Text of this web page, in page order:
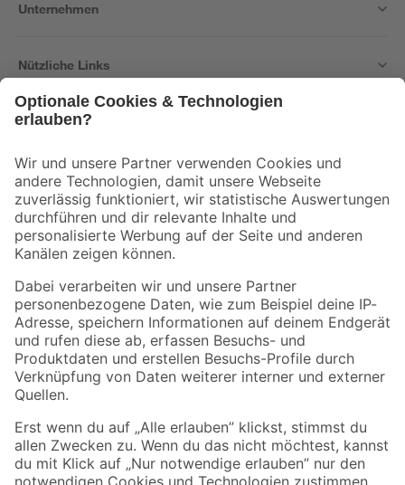
Unternehmen
Nützliche Links
Der toom Newsletter: Keine Angebote und Aktionen mehr verpassen!
Zur Newsletter Anmeldung
Folge uns
Zahlungsarten Versandarten
Sicher einkaufen
Jetzt die toom-App herunterladen